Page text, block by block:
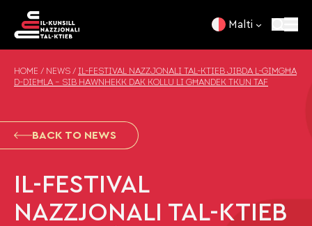
Malti
HOME / NEWS / IL-FESTIVAL NAZZJONALI TAL-KTIEB JIBDA L-ĠIMGĦA
D-DIEĦLA – SIB HAWNHEKK DAK KOLLU LI GĦANDEK TKUN TAF
BACK TO NEWS
IL-FESTIVAL
NAZZJONALI TAL-KTIEB